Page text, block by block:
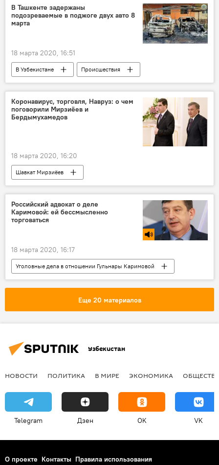
Россия
Евросоюз
В Ташкенте задержаны
подозреваемые в поджоге двух авто 8
марта
18 марта 2020, 16:51
В Узбекистане
Происшествия
автомобиль
поджог
ГУВД Ташкента
Ташкент
Коронавирус, торговля, Навруз: о чем
поговорили Мирзиёев и
Бердымухамедов
18 марта 2020, 16:20
Шавкат Мирзиёев
Гурбангулы Бердымухамедов
Узбекистан
Туркменистан
Коронавирус COVID-19
внешняя политика
Российский адвокат о деле
Каримовой: ей бессмысленно
торговаться
18 марта 2020, 16:17
Уголовные дела в отношении Гульнары Каримовой
В Узбекистане
Радио
Общество
Гульнара Каримова
Еще 20 материалов
Узбекистан
НОВОСТИ ПОЛИТИКА В МИРЕ ЭКОНОМИКА
Telegram Дзен OK VK
О проекте Контакты Правила использования